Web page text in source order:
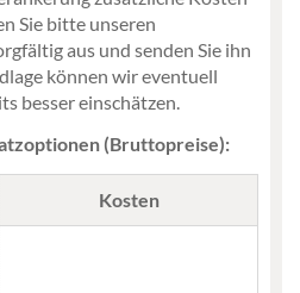
Sie bitte unseren
aus und senden Sie ihn
können wir eventuell
besser einschätzen.
(Bruttopreise):
Kosten